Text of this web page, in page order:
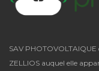
SAV PHOTOVOLTAIQUE
ZELLIOS auquel elle